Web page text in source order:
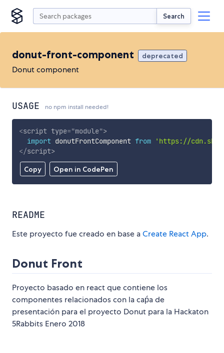
Search
donut-front-component deprecated
Donut component
USAGE no npm install needed!
Copy Open in CodePen
<script type="module">
import donutFrontComponent from
'https://
</script>
README
Este proyecto fue creado en base aCreate React App.
Donut Front
Proyecto basado en react que contiene los
componentes relacionados con la caṕa de
presentación para el proyecto Donut para la Hackaton
5Rabbits Enero 2018